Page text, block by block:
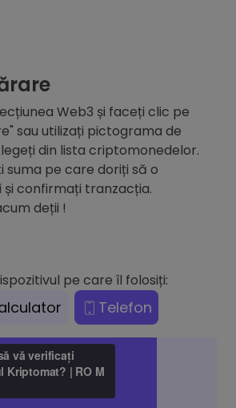
Web3 și faceți clic pe
sau utilizați pictograma de
din lista criptomonedelor.
suma pe care doriți să o
confirmați tranzacția.
deții !
pe care îl folosiți:
Telefon